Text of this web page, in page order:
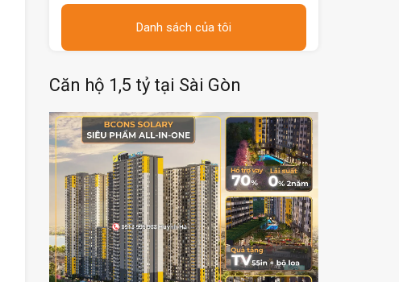
Danh sách của tôi
Căn hộ 1,5 tỷ tại Sài Gòn